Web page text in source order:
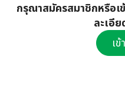
กรุณาสมัครสมาชิกหรือเ
ละเอี
เ